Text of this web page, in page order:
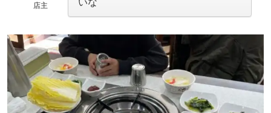
店主